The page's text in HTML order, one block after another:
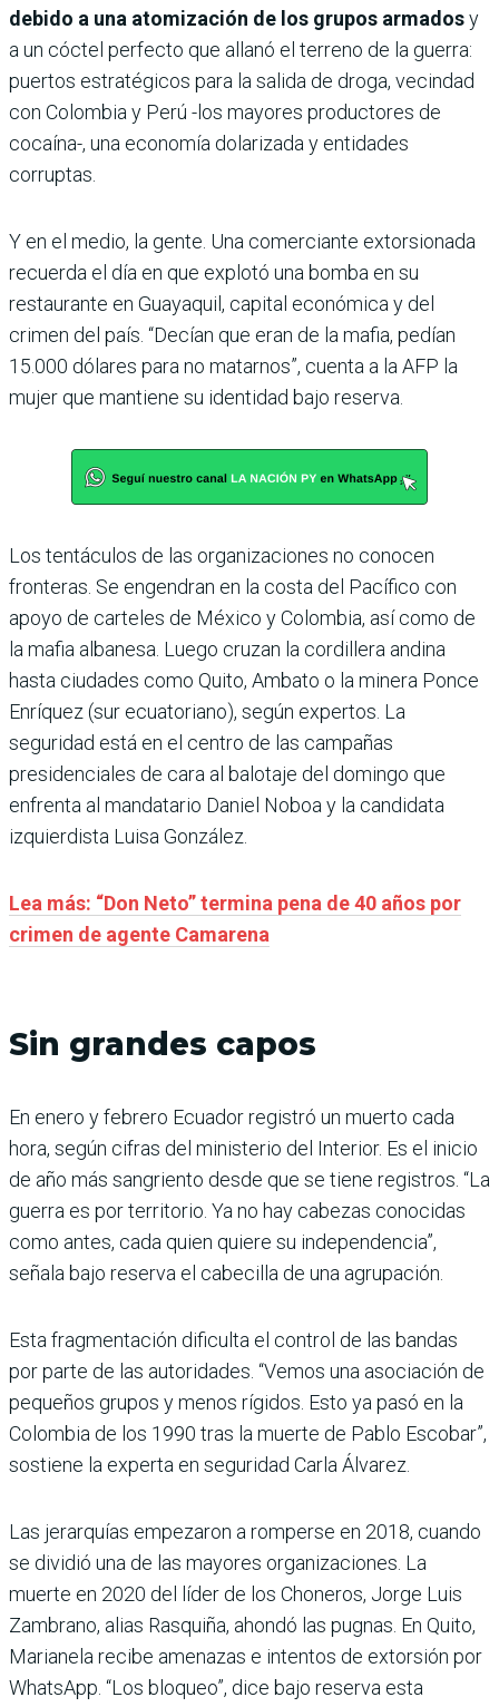
debido a una atomización de los grupos armadosy
a un cóctel perfecto que allanó el terreno de la guerra:
puertos estratégicos para la salida de droga, vecindad
con Colombia y Perú -los mayores productores de
cocaína-, una economía dolarizada y entidades
corruptas.
Y en el medio, la gente. Una comerciante extorsionada
recuerda el día en que explotó una bomba en su
restaurante en Guayaquil, capital económica y del
crimen del país. “Decían que eran de la mafia, pedían
15.000 dólares para no matarnos”, cuenta a la AFP la
mujer que mantiene su identidad bajo reserva.
Los tentáculos de las organizaciones no conocen
fronteras. Se engendran en la costa del Pacífico con
apoyo de carteles de México y Colombia, así como de
la mafia albanesa. Luego cruzan la cordillera andina
hasta ciudades como Quito, Ambato o la minera Ponce
Enríquez (sur ecuatoriano), según expertos. La
seguridad está en el centro de las campañas
presidenciales de cara al balotaje del domingo que
enfrenta al mandatario Daniel Noboa y la candidata
izquierdista Luisa González.
Lea más: “Don Neto” termina pena de 40 años por
crimen de agente Camarena
Sin grandes capos
En enero y febrero Ecuador registró un muerto cada
hora, según cifras del ministerio del Interior. Es el inicio
de año más sangriento desde que se tiene registros. “La
guerra es por territorio. Ya no hay cabezas conocidas
como antes, cada quien quiere su independencia”,
señala bajo reserva el cabecilla de una agrupación.
Esta fragmentación dificulta el control de las bandas
por parte de las autoridades. “Vemos una asociación de
pequeños grupos y menos rígidos. Esto ya pasó en la
Colombia de los 1990 tras la muerte de Pablo Escobar”,
sostiene la experta en seguridad Carla Álvarez.
Las jerarquías empezaron a romperse en 2018, cuando
se dividió una de las mayores organizaciones. La
muerte en 2020 del líder de los Choneros, Jorge Luis
Zambrano, alias Rasquiña, ahondó las pugnas. En Quito,
Marianela recibe amenazas e intentos de extorsión por
WhatsApp. “Los bloqueo”, dice bajo reserva esta